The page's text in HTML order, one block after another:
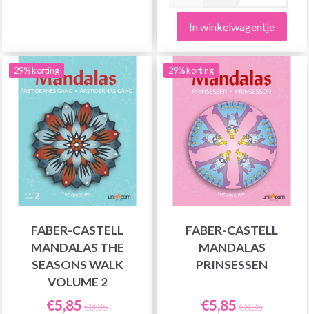
In winkelwagentje
29% korting
FABER-CASTELL
MANDALAS THE
SEASONS WALK
VOLUME 2
€5,85 €8,35
29% korting
FABER-CASTELL
MANDALAS
PRINSESSEN
€5,85 €8,35